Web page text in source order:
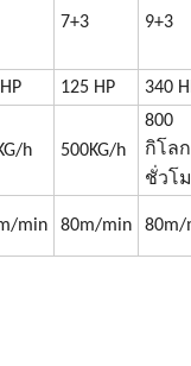
7+3 9+3
125 HP 340
h 500KG/h
800
กิโล
ชั่วโ
min 80m/min 80m/